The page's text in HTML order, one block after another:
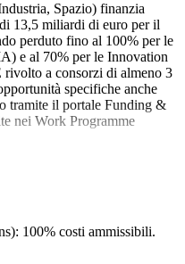
Spazio) finanzia
13,5 miliardi di euro per il
perduto fino al 100% per le
e al 70% per le Innovation
rivolto a consorzi di almeno 3
specifiche anche
tramite il portale Funding &
nei Work Programme
100% costi ammissibili.